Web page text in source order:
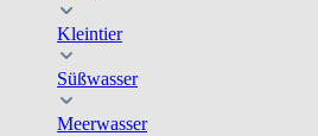
Kleintier
Süßwasser
Meerwasser